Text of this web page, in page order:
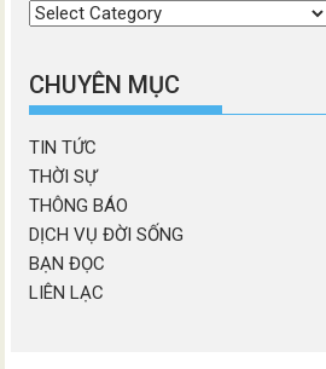
Chọn
mục
CHUYÊN MỤC
TIN TỨC
THỜI SỰ
THÔNG BÁO
DỊCH VỤ ĐỜI SỐNG
BẠN ĐỌC
LIÊN LẠC